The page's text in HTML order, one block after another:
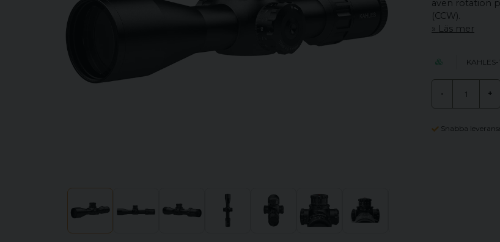
även rotation
(CCW).
Läs mer
- +
Snabba